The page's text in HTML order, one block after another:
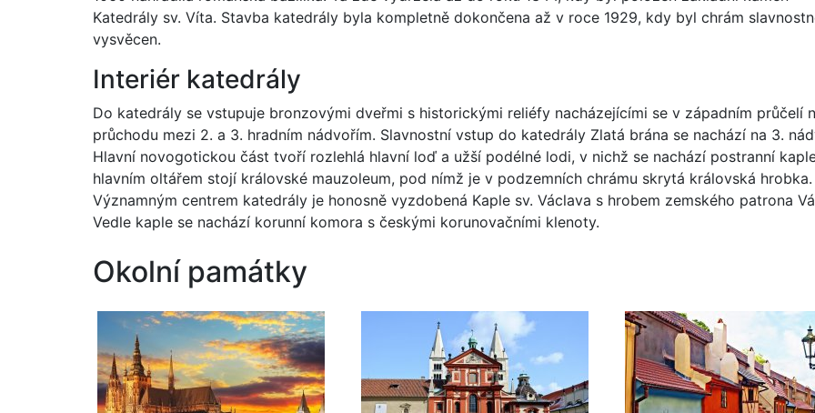
Katedrály sv. Víta. Stavba katedrály byla kompletně dokončena až v roce 1929, kdy byl chrám
vysvěcen.
Interiér katedrály
Do katedrály se vstupuje bronzovými dveřmi s historickými reliéfy nacházejícími se v západním průčelí
průchodu mezi 2. a 3. hradním nádvořím. Slavnostní vstup do katedrály Zlatá brána se nachází na 3.
Hlavní novogotickou část tvoří rozlehlá hlavní loď a užší podélné lodi, v nichž se nachází postranní
hlavním oltářem stojí královské mauzoleum, pod nímž je v podzemních chrámu skrytá královská hrobka.
Významným centrem katedrály je honosně vyzdobená Kaple sv. Václava s hrobem zemského patrona
Vedle kaple se nachází korunní komora s českými korunovačními klenoty.
Okolní památky